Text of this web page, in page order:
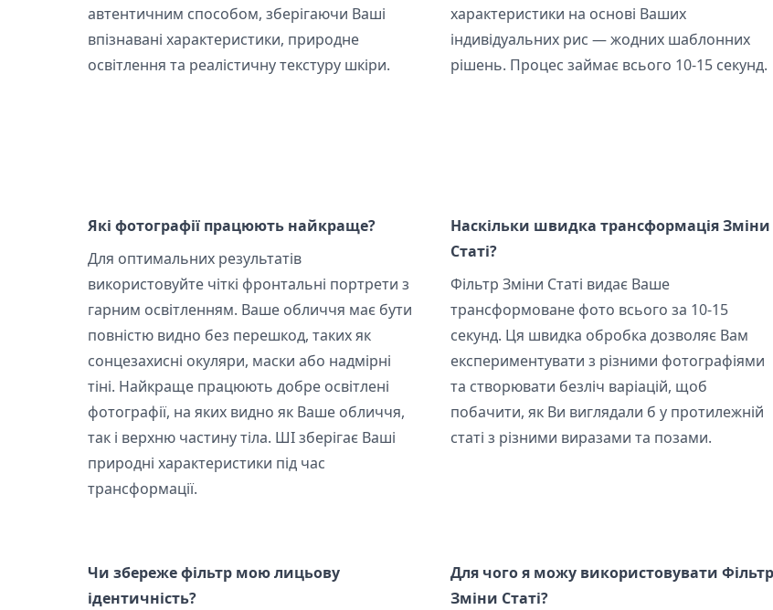
автентичним способом, зберігаючи Ваші
впізнавані характеристики, природне
освітлення та реалістичну текстуру шкіри.
характеристики на основі Ваших
індивідуальних рис — жодних шаблонних
рішень. Процес займає всього 10-15 секунд.
Які фотографії працюють найкраще?
Для оптимальних результатів
використовуйте чіткі фронтальні портрети з
гарним освітленням. Ваше обличчя має бути
повністю видно без перешкод, таких як
сонцезахисні окуляри, маски або надмірні
тіні. Найкраще працюють добре освітлені
фотографії, на яких видно як Ваше обличчя,
так і верхню частину тіла. ШІ зберігає Ваші
природні характеристики під час
трансформації.
Наскільки швидка трансформація Зміни
Статі?
Фільтр Зміни Статі видає Ваше
трансформоване фото всього за 10-15
секунд. Ця швидка обробка дозволяє Вам
експериментувати з різними фотографіями
та створювати безліч варіацій, щоб
побачити, як Ви виглядали б у протилежній
статі з різними виразами та позами.
Чи збереже фільтр мою лицьову
ідентичність?
Для чого я можу використовувати Фільтр
Зміни Статі?